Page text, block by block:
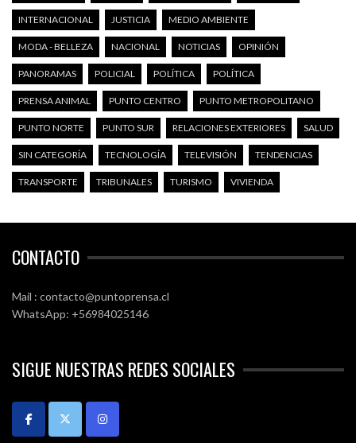
INTERNACIONAL JUSTICIA MEDIO AMBIENTE
MODA - BELLEZA NACIONAL NOTICIAS OPINIÓN
PANORAMAS POLICIAL POLÍTICA POLÍTICA
PRENSA ANIMAL PUNTO CENTRO PUNTO METROPOLITANO
PUNTO NORTE PUNTO SUR RELACIONES EXTERIORES SALUD
SIN CATEGORÍA TECNOLOGÍA TELEVISIÓN TENDENCIAS
TRANSPORTE TRIBUNALES TURISMO VIVIENDA
CONTACTO
Mail : contacto@puntoprensa.cl
WhatsApp: +56984025146
SIGUE NUESTRAS REDES SOCIALES